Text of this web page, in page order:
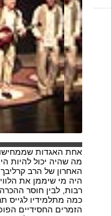
אחת האגדות
מה שהיה יכול להיות
האחרון של הרב
היה מי שיממן את
רבות, לבין חוסר
כמה מתלמידיו לגייס
הזמרים החסידיים